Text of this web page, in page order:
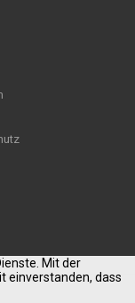
Mit der
einverstanden, dass